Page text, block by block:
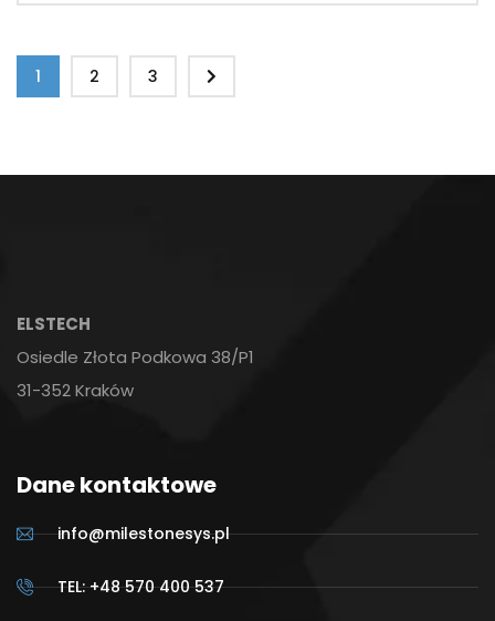
1 2 3
ELSTECH
Osiedle Złota Podkowa 38/P1
31-352 Kraków
Dane kontaktowe
info@milestonesys.pl
TEL: +48 570 400 537